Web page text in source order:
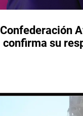
Confederación
confirma su